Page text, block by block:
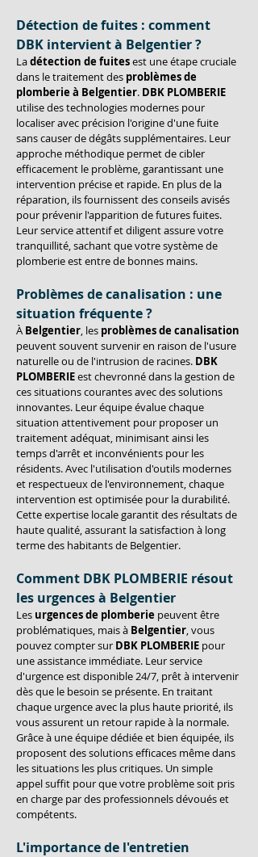
Détection de fuites : comment
DBK intervient à Belgentier ?
La détection de fuites est une étape cruciale
dans le traitement des problèmes de
plomberie à Belgentier. DBK PLOMBERIE
utilise des technologies modernes pour
localiser avec précision l'origine d'une fuite
sans causer de dégâts supplémentaires. Leur
approche méthodique permet de cibler
efficacement le problème, garantissant une
intervention précise et rapide. En plus de la
réparation, ils fournissent des conseils avisés
pour prévenir l'apparition de futures fuites.
Leur service attentif et diligent assure votre
tranquillité, sachant que votre système de
plomberie est entre de bonnes mains.
Problèmes de canalisation : une
situation fréquente ?
À Belgentier, les problèmes de canalisation
peuvent souvent survenir en raison de l'usure
naturelle ou de l'intrusion de racines. DBK
PLOMBERIE est chevronné dans la gestion de
ces situations courantes avec des solutions
innovantes. Leur équipe évalue chaque
situation attentivement pour proposer un
traitement adéquat, minimisant ainsi les
temps d'arrêt et inconvénients pour les
résidents. Avec l'utilisation d'outils modernes
et respectueux de l'environnement, chaque
intervention est optimisée pour la durabilité.
Cette expertise locale garantit des résultats de
haute qualité, assurant la satisfaction à long
terme des habitants de Belgentier.
Comment DBK PLOMBERIE résout
les urgences à Belgentier
Les urgences de plomberie peuvent être
problématiques, mais à Belgentier, vous
pouvez compter sur DBK PLOMBERIE pour
une assistance immédiate. Leur service
d'urgence est disponible 24/7, prêt à intervenir
dès que le besoin se présente. En traitant
chaque urgence avec la plus haute priorité, ils
vous assurent un retour rapide à la normale.
Grâce à une équipe dédiée et bien équipée, ils
proposent des solutions efficaces même dans
les situations les plus critiques. Un simple
appel suffit pour que votre problème soit pris
en charge par des professionnels dévoués et
compétents.
L'importance de l'entretien